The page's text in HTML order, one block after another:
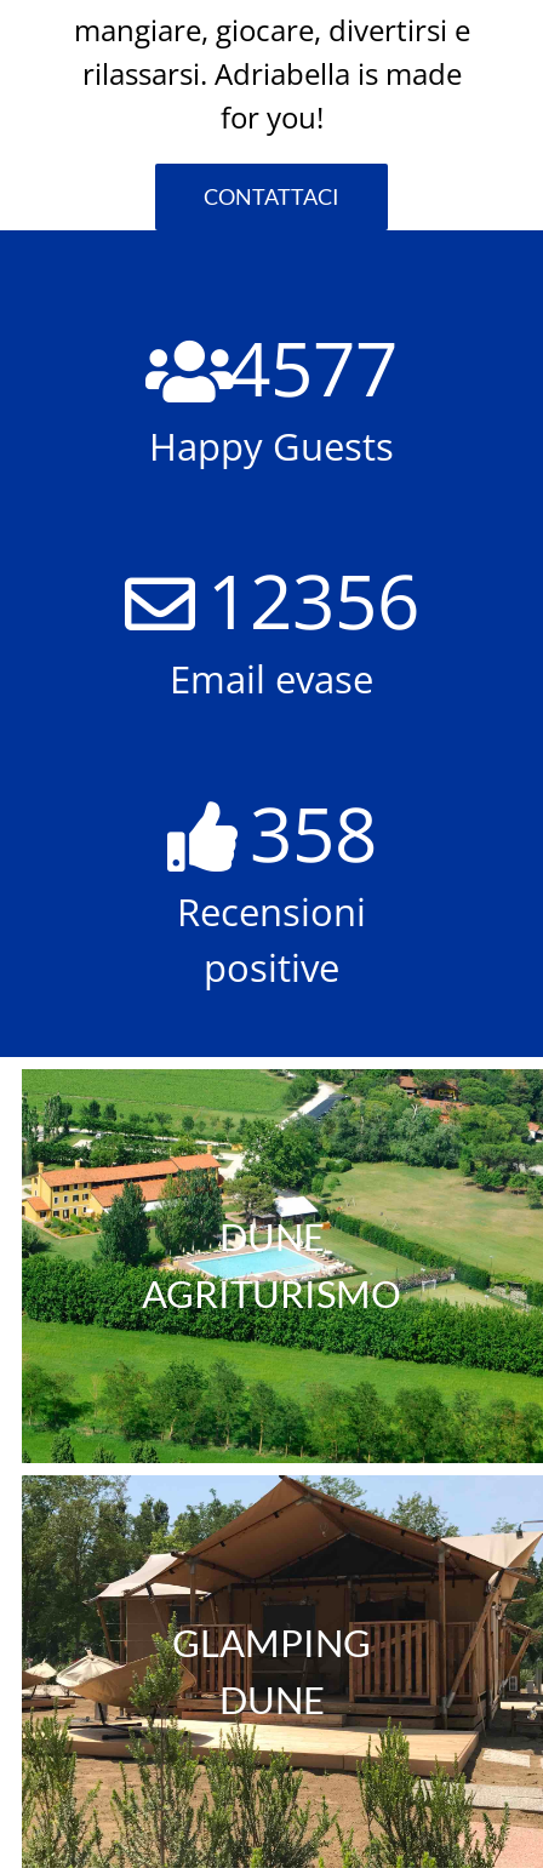
mangiare, giocare, divertirsi e
rilassarsi. Adriabella is made
for you!
CONTATTACI
4577
Happy Guests
12356
Email evase
358
Recensioni
positive
DUNE
AGRITURISMO
GLAMPING
DUNE